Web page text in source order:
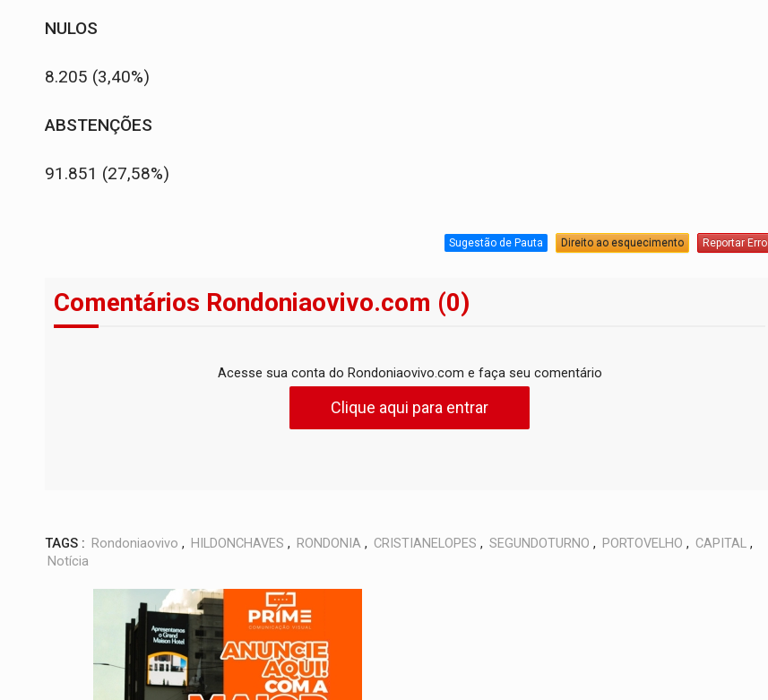
NULOS
8.205 (3,40%)
ABSTENÇÕES
91.851 (27,58%)
Sugestão de Pauta Direito ao esquecimento Reportar Erro
Comentários Rondoniaovivo.com (0)
Acesse sua conta do Rondoniaovivo.com e faça seu comentário
Clique aqui para entrar
TAGS : Rondoniaovivo , HILDONCHAVES , RONDONIA , CRISTIANELOPES , SEGUNDOTURNO , PORTOVELHO , CAPITAL ,
Notícia